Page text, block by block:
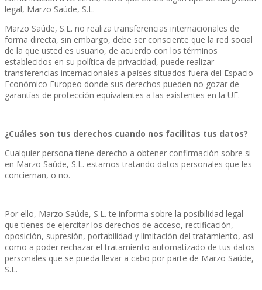
legal, Marzo Saúde, S.L.
Marzo Saúde, S.L. no realiza transferencias internacionales de
forma directa, sin embargo, debe ser consciente que la red social
de la que usted es usuario, de acuerdo con los términos
establecidos en su política de privacidad, puede realizar
transferencias internacionales a países situados fuera del Espacio
Económico Europeo donde sus derechos pueden no gozar de
garantías de protección equivalentes a las existentes en la UE.
¿Cuáles son tus derechos cuando nos facilitas tus datos?
Cualquier persona tiene derecho a obtener confirmación sobre si
en Marzo Saúde, S.L. estamos tratando datos personales que les
conciernan, o no.
Por ello, Marzo Saúde, S.L. te informa sobre la posibilidad legal
que tienes de ejercitar los derechos de acceso, rectificación,
oposición, supresión, portabilidad y limitación del tratamiento, así
como a poder rechazar el tratamiento automatizado de tus datos
personales que se pueda llevar a cabo por parte de Marzo Saúde,
S.L.